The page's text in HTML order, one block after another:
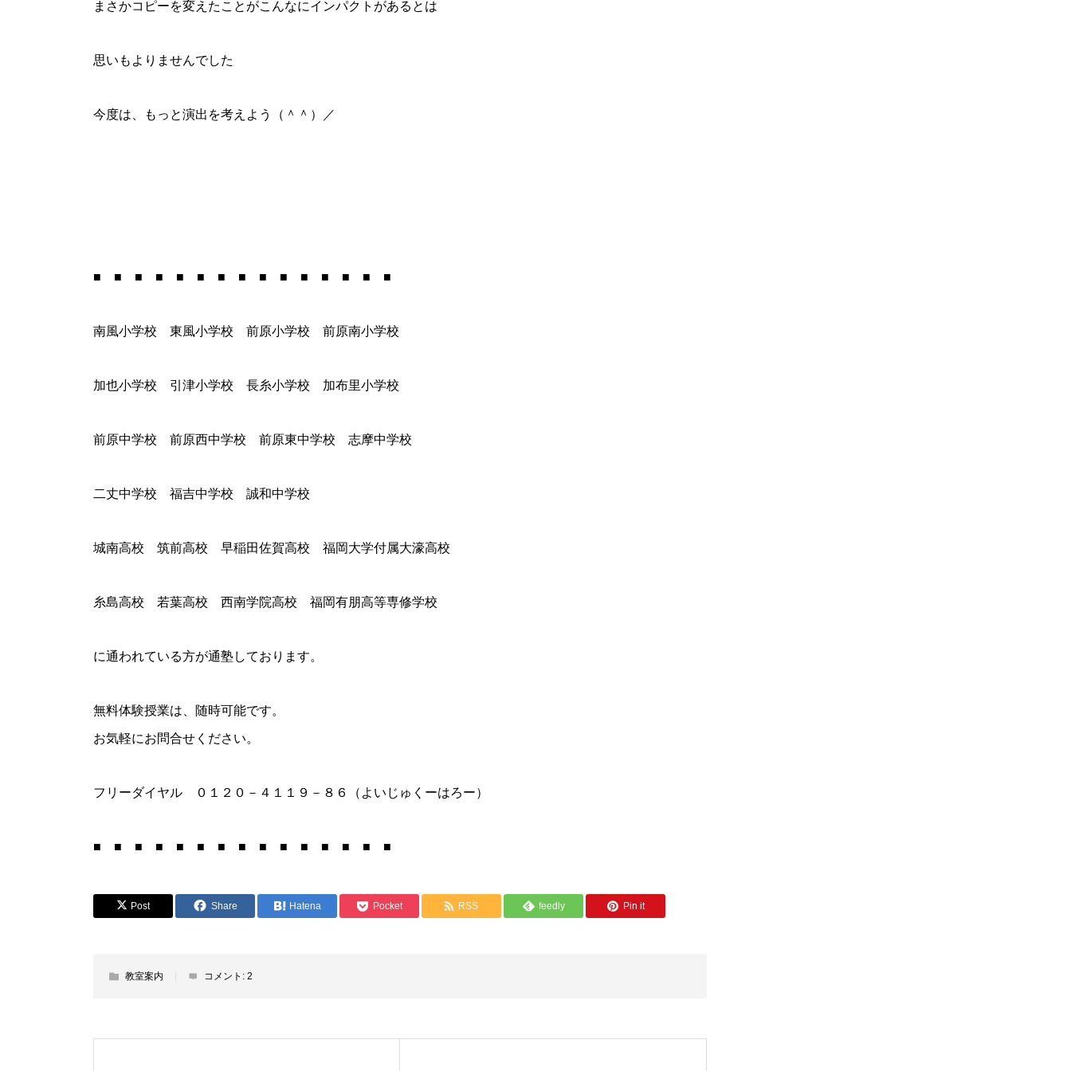
まさかコピーを変えたことがこんなにインパクトがあるとは
思いもよりませんでした
今度は、もっと演出を考えよう（＾＾）／
■ ■ ■ ■ ■ ■ ■ ■ ■ ■ ■ ■ ■ ■ ■
南風小学校 東風小学校 前原小学校 前原南小学校
加也小学校 引津小学校 長糸小学校 加布里小学校
前原中学校 前原西中学校 前原東中学校 志摩中学校
二丈中学校 福吉中学校 誠和中学校
城南高校 筑前高校 早稲田佐賀高校 福岡大学付属大濠高校
糸島高校 若葉高校 西南学院高校 福岡有朋高等専修学校
に通われている方が通塾しております。
無料体験授業は、随時可能です。
お気軽にお問合せください。
フリーダイヤル ０１２０－４１１９－８６（よいじゅくーはろー）
■ ■ ■ ■ ■ ■ ■ ■ ■ ■ ■ ■ ■ ■ ■
Post Share Hatena Pocket RSS feedly Pin it
教室案内 コメント: 2